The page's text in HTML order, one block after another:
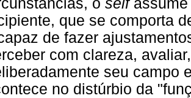
que se comporta
de fazer
com clareza,
seu campo
no distúrbio da